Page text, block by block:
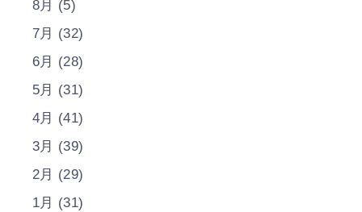
8月 (5)
7月 (32)
6月 (28)
5月 (31)
4月 (41)
3月 (39)
2月 (29)
1月 (31)